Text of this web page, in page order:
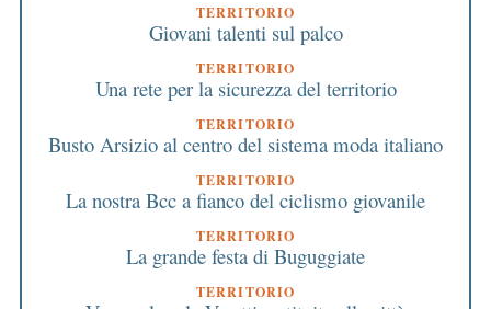
TERRITORIO
Giovani talenti sul palco
TERRITORIO
Una rete per la sicurezza del territorio
TERRITORIO
Busto Arsizio al centro del sistema moda italiano
TERRITORIO
La nostra Bcc a fianco del ciclismo giovanile
TERRITORIO
La grande festa di Buguggiate
TERRITORIO